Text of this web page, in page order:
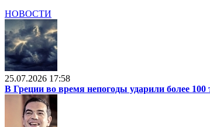
НОВОСТИ
25.07.2026 17:58
В Греции во время непогоды ударили более